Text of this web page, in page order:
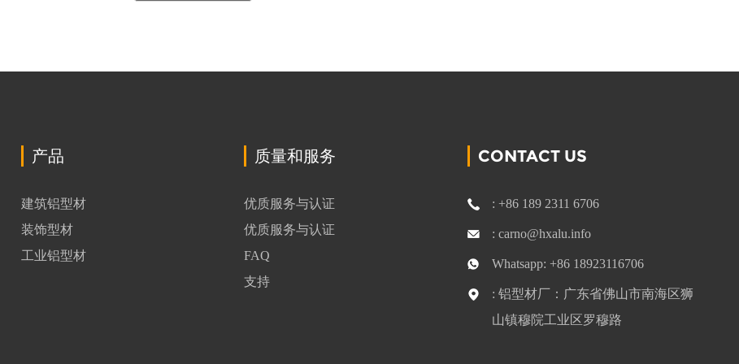
产品
建筑铝型材
装饰型材
工业铝型材
质量和服务
优质服务与认证
优质服务与认证
FAQ
支持
CONTACT US
: +86 189 2311 6706
: carno@hxalu.info
Whatsapp: +86 18923116706
: 铝型材厂：广东省佛山市南海区狮
山镇穆院工业区罗穆路